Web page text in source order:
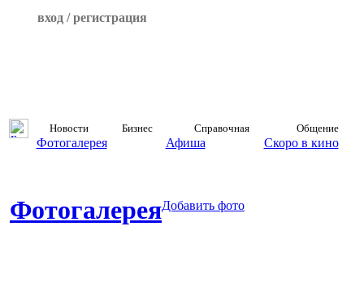
вход / регистрация
Новости Бизнес Справочная Общение
Фотогалерея Афиша Скоро в кино
ФотогалереяДобавить фото